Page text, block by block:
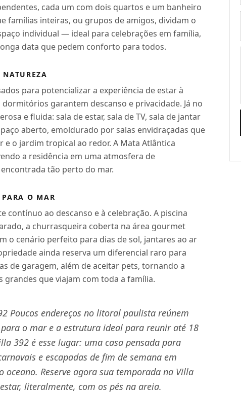
cada um com dois quartos e um banheiro
famílias inteiras, ou grupos de amigos, dividam o
individual — ideal para celebrações em família,
data que pedem conforto para todos.
para potencializar a experiência de estar à
garantem descanso e privacidade. Já no
e fluida: sala de estar, sala de TV, sala de jantar
aberto, emoldurado por salas envidraçadas que
o jardim tropical ao redor. A Mata Atlântica
a residência em uma atmosfera de
tão perto do mar.
PARA O MAR
contínuo ao descanso e à celebração. A piscina
a churrasqueira coberta na área gourmet
o cenário perfeito para dias de sol, jantares ao ar
ainda reserva um diferencial raro para
de garagem, além de aceitar pets, tornando a
que viajam com toda a família.
Poucos endereços no litoral paulista reúnem
o mar e a estrutura ideal para reunir até 18
392 é esse lugar: uma casa pensada para
e escapadas de fim de semana em
oceano. Reserve agora sua temporada na Villa
literalmente, com os pés na areia.